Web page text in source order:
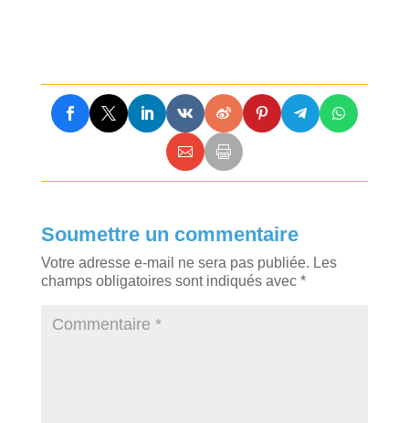
Soumettre un commentaire
Votre adresse e-mail ne sera pas publiée. Les
champs obligatoires sont indiqués avec *